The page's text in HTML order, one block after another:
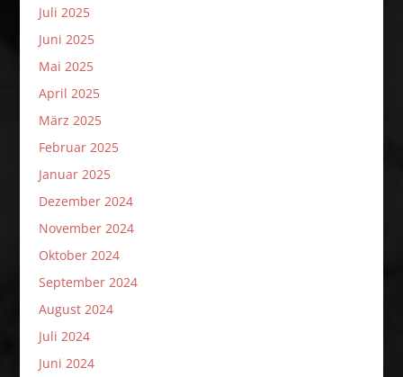
Juli 2025
Juni 2025
Mai 2025
April 2025
März 2025
Februar 2025
Januar 2025
Dezember 2024
November 2024
Oktober 2024
September 2024
August 2024
Juli 2024
Juni 2024